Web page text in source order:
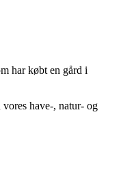
har købt en gård i
have-, natur- og